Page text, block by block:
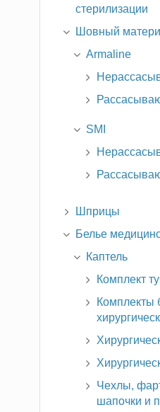
стерилизации
Шовный
Armaline
SMI
Шприцы
Белье
Каптель
Комплект
Комплекты
Чехлы,
шапочки и